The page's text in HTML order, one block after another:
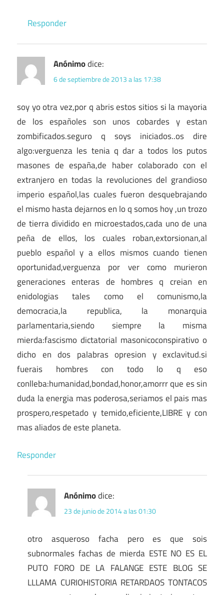
Responder
Anónimodice:
6 de septiembre de 2013 a las 17:38
soy yo otra vez,por q abris estos sitios si la mayoria
de los españoles son unos cobardes y estan
zombificados.seguro q soys iniciados..os dire
algo:verguenza les tenia q dar a todos los putos
masones de españa,de haber colaborado con el
extranjero en todas la revoluciones del grandioso
imperio español,las cuales fueron desquebrajando
el mismo hasta dejarnos en lo q somos hoy ,un trozo
de tierra dividido en microestados,cada uno de una
peña de ellos, los cuales roban,extorsionan,al
pueblo español y a ellos mismos cuando tienen
oportunidad,verguenza por ver como murieron
generaciones enteras de hombres q creian en
enidologias tales como el comunismo,la
democracia,la republica, la monarquia
parlamentaria,siendo siempre la misma
mierda:fascismo dictatorial masonicoconspirativo o
dicho en dos palabras opresion y exclavitud.si
fuerais hombres con todo lo q eso
conlleba:humanidad,bondad,honor,amorrr que es sin
duda la energia mas poderosa,seriamos el pais mas
prospero,respetado y temido,eficiente,LIBRE y con
mas aliados de este planeta.
Responder
Anónimodice:
23 de junio de 2014 a las 01:30
otro asqueroso facha pero es que sois
subnormales fachas de mierda ESTE NO ES EL
PUTO FORO DE LA FALANGE ESTE BLOG SE
LLLAMA CURIOHISTORIA RETARDAOS TONTACOS